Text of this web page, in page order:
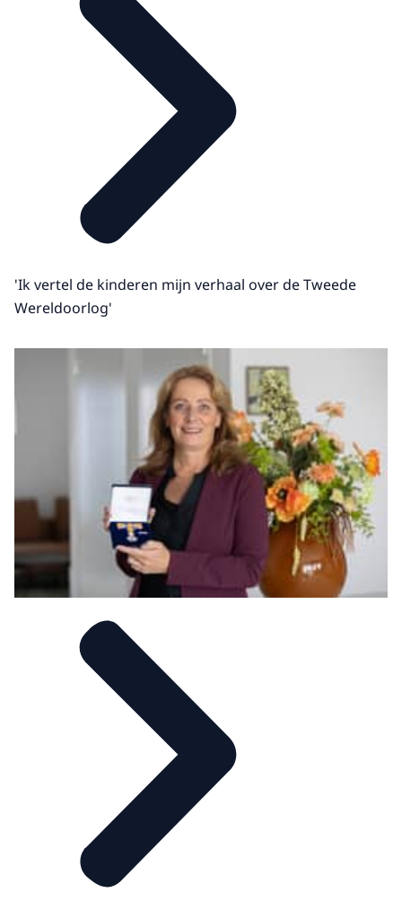
'Ik vertel de kinderen mijn verhaal over de Tweede
Wereldoorlog'